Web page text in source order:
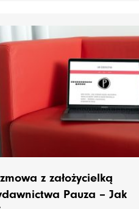
z założycielką
Pauza – Jak